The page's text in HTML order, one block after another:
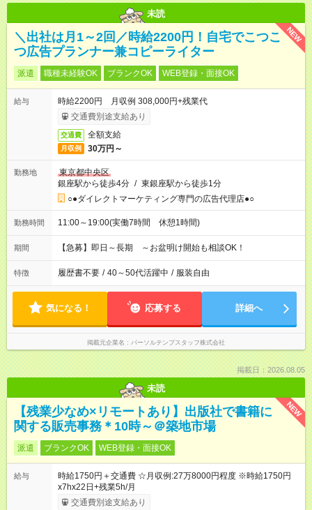
未読
NEW
＼出社は月1～2回／時給2200円！自宅でこつこ
つ広告プランナー兼コピーライター
派遣 職種未経験OK ブランクOK WEB登録・面接OK
給与
時給2200円 月収例 308,000円+残業代
交通費別途支給あり
交通費 全額支給
月収例 30万円～
勤務地
東京都中央区
銀座駅から徒歩4分 / 東銀座駅から徒歩1分
○●ダイレクトマーケティング専門の広告代理店●○
勤務時間 11:00～19:00(実働7時間 休憩1時間)
期間 【急募】即日～長期 ～お盆明け開始も相談OK！
特徴 履歴書不要 / 40～50代活躍中 / 服装自由
気になる！ 応募する 詳細へ
掲載元企業名 パーソルテンプスタッフ株式会社
掲載日：2026.08.05
未読
NEW
【残業少なめ×リモートあり】出版社で書籍に
関する販売事務＊10時～＠築地市場
派遣 ブランクOK WEB登録・面接OK
給与
時給1750円＋交通費 ☆月収例:27万8000円程度 ※時給1750円
x7hx22日+残業5h/月
交通費別途支給あり